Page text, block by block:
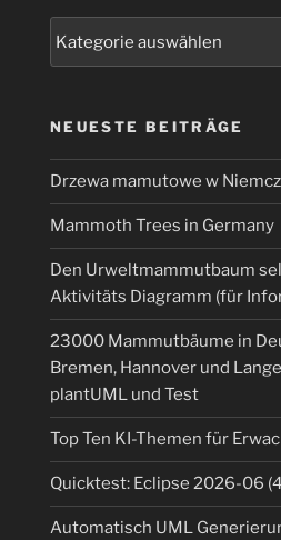
nicht
nur
auf
Raspberry
NEUESTE BEITRÄGE
Drzewa mamutowe w
Mammoth Trees in Germany
Den Urweltmammutbaum
Aktivitäts Diagramm (für
23000 Mammutbäume in
Bremen, Hannover und
plantUML und Test
Top Ten KI-Themen für
Quicktest: Eclipse 2026-06
Automatisch UML